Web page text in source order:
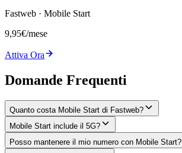
Fastweb · Mobile Start
9,95€/mese
Attiva Ora
Domande Frequenti
Quanto costa Mobile Start di Fastweb?
Mobile Start include il 5G?
Posso mantenere il mio numero con Mobile Start?